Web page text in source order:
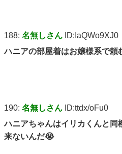
188: 名無しさん ID:IaQWo9XJ0
ハニアの部屋着はお嬢様系で頼
190: 名無しさん ID:ttdx/oFu0
ハニアちゃんはイリカくんと同
来ないんだ😭